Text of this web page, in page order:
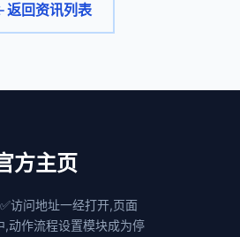
返回资讯列表
方主页
访问地址一经打开,页面
,动作流程设置模块成为停